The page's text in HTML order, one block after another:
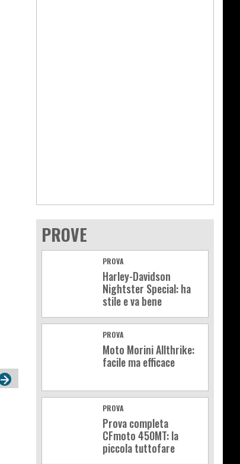
PROVE
PROVA
Harley-Davidson
Nightster Special: ha
stile e va bene
PROVA
Moto Morini Allthrike:
facile ma efficace
PROVA
Prova completa
CFmoto 450MT: la
piccola tuttofare